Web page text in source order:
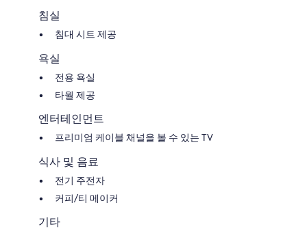
침실
침대 시트 제공
욕실
전용 욕실
타월 제공
엔터테인먼트
프리미엄 케이블 채널을 볼 수 있는 TV
식사 및 음료
전기 주전자
커피/티 메이커
기타